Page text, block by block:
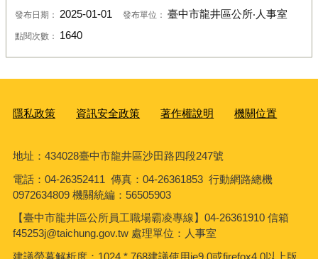
發布日期： 2025-01-01 發布單位： 臺中市龍井區公所‧人事室
點閱次數： 1640
隱私政策 資訊安全政策 著作權說明 機關位置
地址：434028臺中市龍井區沙田路四段247號
電話：04-26352411 傳真：04-26361853 行動網路總機
0972634809 機關統編：56505903
【臺中市龍井區公所員工職場霸凌專線】04-26361910 信箱
f45253j@taichung.gov.tw 處理單位：人事室
建議螢幕解析度：1024 * 768建議使用ie9.0或firefox4.0以上版